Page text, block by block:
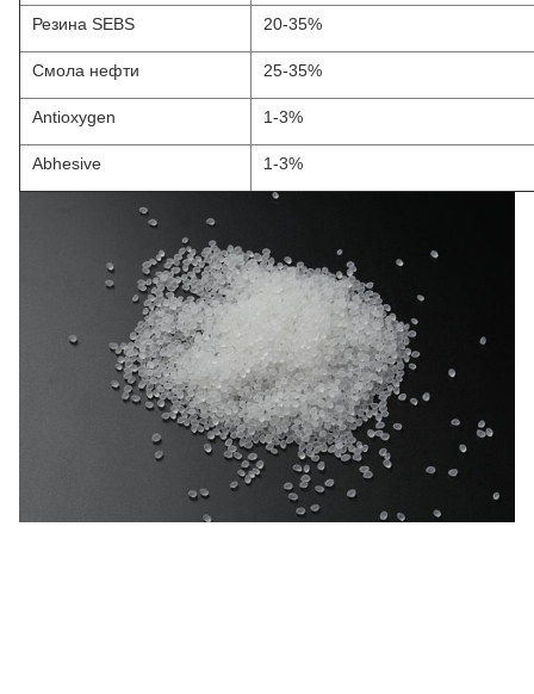
Резина SEBS 20-35%
Смола нефти 25-35%
Antioxygen 1-3%
Abhesive 1-3%